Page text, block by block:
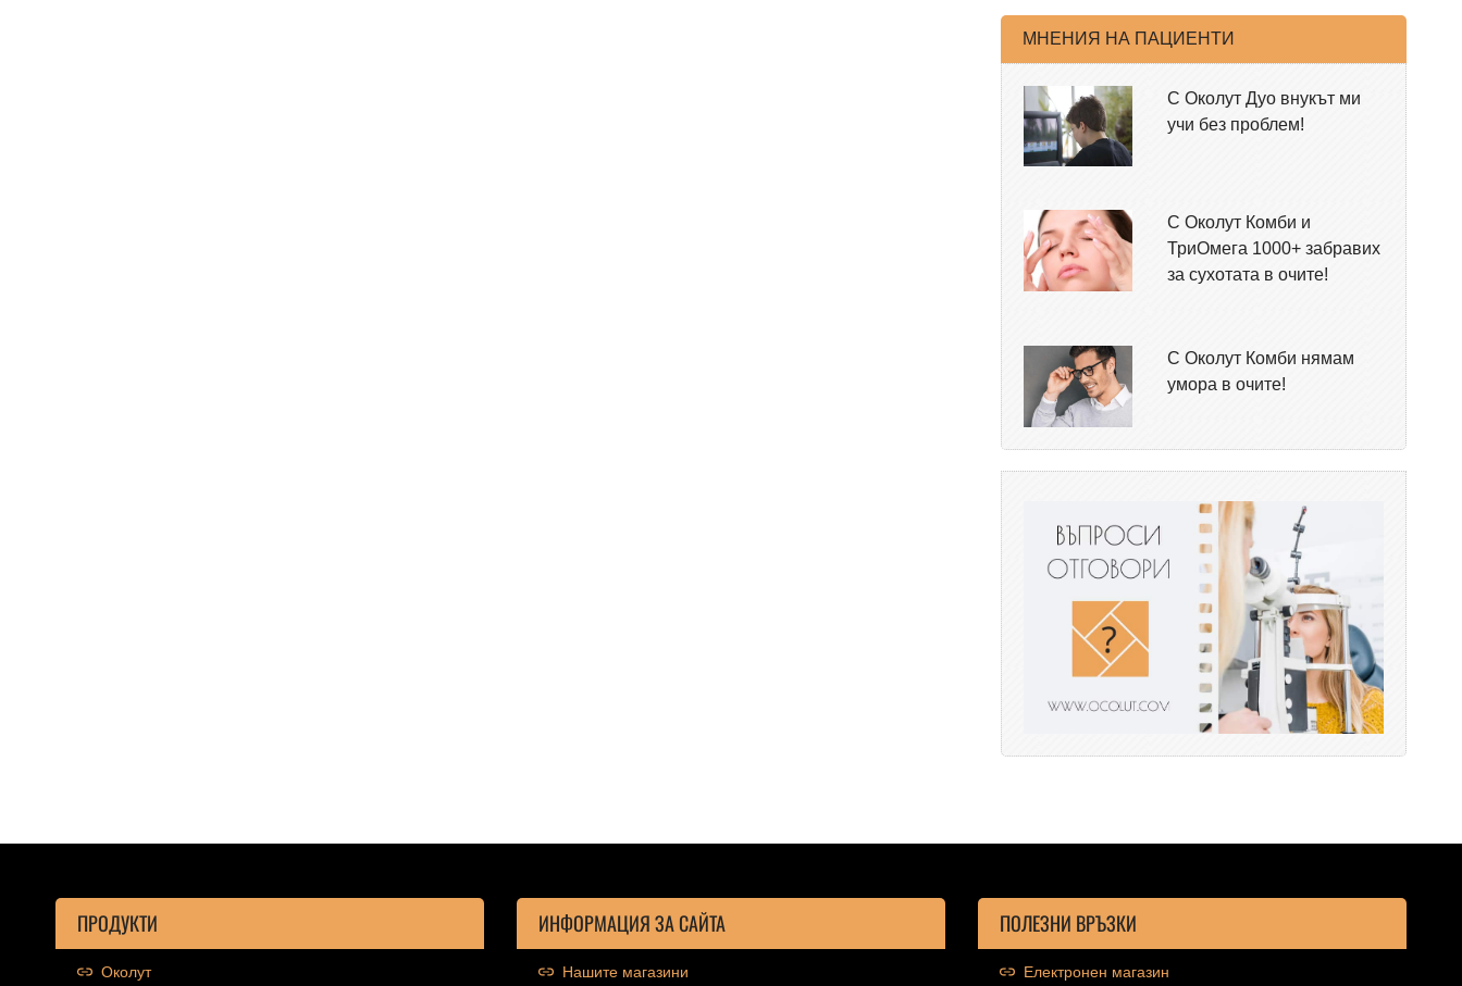
МНЕНИЯ НА ПАЦИЕНТИ
С Околут Дуо внукът ми
учи без проблем!
С Околут Комби и
ТриОмега 1000+ забравих
за сухотата в очите!
С Околут Комби нямам
умора в очите!
ПРОДУКТИ
Околут
ИНФОРМАЦИЯ ЗА САЙТА
Нашите магазини
ПОЛЕЗНИ ВРЪЗКИ
Електронен магазин